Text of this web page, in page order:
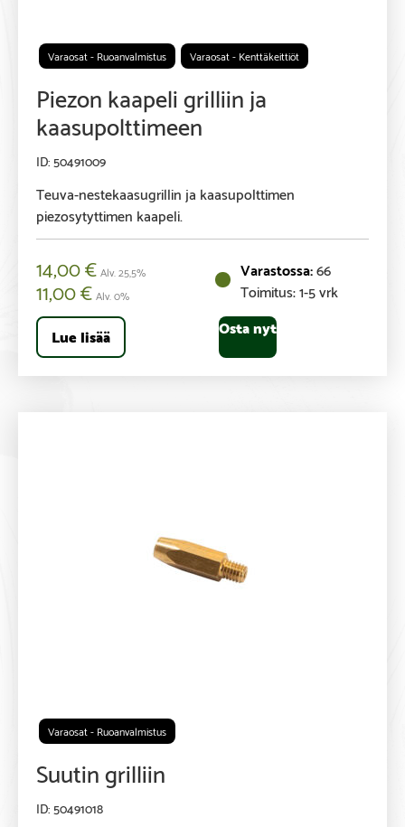
Varaosat - Ruoanvalmistus Varaosat - Kenttäkeittiöt
Piezon kaapeli grilliin ja
kaasupolttimeen
50491009
Teuva-nestekaasugrillin ja kaasupolttimen
piezosytyttimen kaapeli.
66
Toimitus: 1-5 vrk
14,00€Alv. 25,5%
11,00€Alv. 0%
Lue lisää Osta nyt
Varaosat - Ruoanvalmistus
Suutin grilliin
50491018